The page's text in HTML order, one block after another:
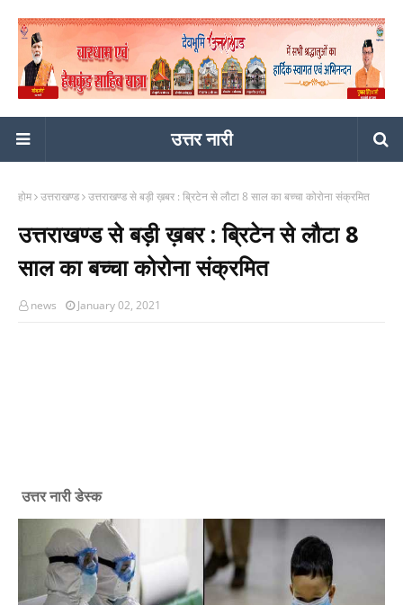
उत्तर नारी
होम उत्तराखण्ड उत्तराखण्ड से बड़ी ख़बर : ब्रिटेन से लौटा 8 साल का बच्चा कोरोना संक्रमित
उत्तराखण्ड से बड़ी ख़बर : ब्रिटेन से लौटा 8
साल का बच्चा कोरोना संक्रमित
news January 02, 2021
उत्तर नारी डेस्क